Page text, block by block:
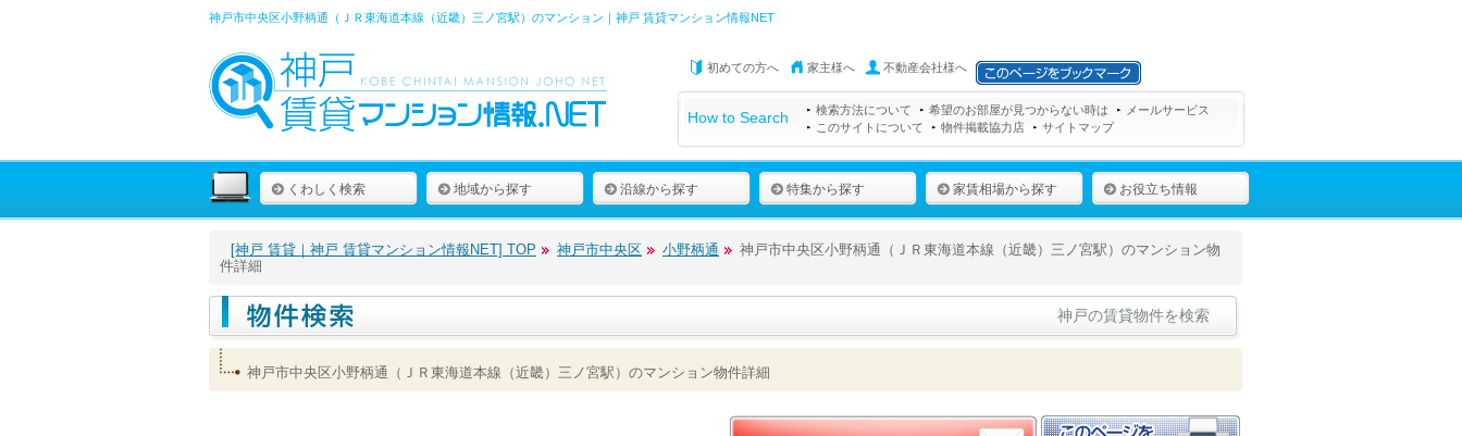
神戸市中央区小野柄通（ＪＲ東海道本線（近畿）三ノ宮駅）のマンション｜神戸 賃貸マンション情報NET
初めての方へ 家主様へ 不動産会社様へ
How to Search 検索方法について 希望のお部屋が見つからない時は
メールサービス
このサイトについて
物件掲載協力店 サイトマップ
くわしく検索 地域から探す 沿線から探す 特集から探す 家賃相場から探す お役立ち情報
[神戸 賃貸｜神戸 賃貸マンション情報NET] TOP 神戸市中央区 小野柄通
神戸市中央区小野柄通（ＪＲ東海道本線（近畿）三ノ宮駅）のマンション物
件詳細
神戸の賃貸物件を検索
神戸市中央区小野柄通（ＪＲ東海道本線（近畿）三ノ宮駅）のマンション物件詳細